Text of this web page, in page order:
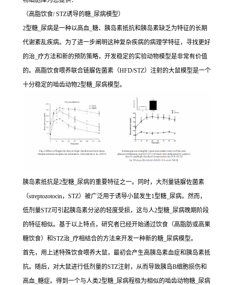
（高脂饮食/ STZ诱导的糖_尿病模型）
2型糖_尿病是一种以高血_糖、胰岛素抵抗和胰岛素缺乏为特征的长期
代谢紊乱疾病。为了进一步阐明这种复杂疾病的病理学特征，寻找更好
的治_疗方法和新的预防策略，开发稳定的实验动物模型是非常有价值
的。高脂饮食喂养联合链脲佐菌素（HFD/STZ）注射的大鼠模型是一个
十分稳定的啮齿动物2型糖_尿病模型。
胰岛素抵抗是2型糖_尿病的重要特征之一。同时，大剂量链脲佐菌素
（streptozotocin，STZ）被广泛用于诱导小鼠发生1型糖_尿病。然而，
低剂量STZ可引起胰岛素分泌的轻度受损，这与人2型糖_尿病晚期阶段
的特征相似。基于以上特点，研究者已经开始通过饮食（高脂肪或高果
糖饮食）和STZ治_疗相结合的方法来开发一种新的糖_尿病模型。
首先，用上述特殊饮食喂养大鼠，最初会产生高胰岛素血症和胰岛素抵
抗。随后，对大鼠进行低剂量的STZ注射，从而导致胰岛B细胞损伤和
高血_糖症。得到一个与人类2型糖_尿病程极为相似的啮齿动物糖_尿病